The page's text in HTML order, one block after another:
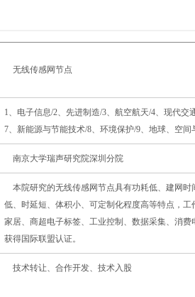
无线传感网节点
1、电子信息/2、先进制造/3、航空航天/4、现代交
7、新能源与节能技术/8、环境保护/9、地球、空
南京大学瑞声研究院深圳分院
本院研究的无线传感网节点具有功耗低、建网时
低、时延短、体积小、可定制化程度高等特点，
家居、商超电子标签、工业控制、数据采集、消
获得国际联盟认证。
技术转让、合作开发、技术入股